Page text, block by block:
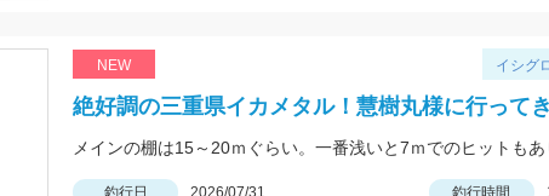
NEW イシグ
絶好調の三重県イカメタル！慧樹丸様に行ってき
釣行日 2026/07/31 釣行時間